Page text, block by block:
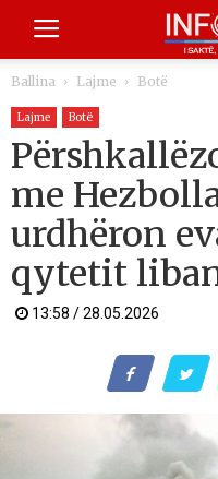
Ballina Lajme Botë
Lajme Botë
me
urdhëron
qytetit
13:58 / 28.05.2026